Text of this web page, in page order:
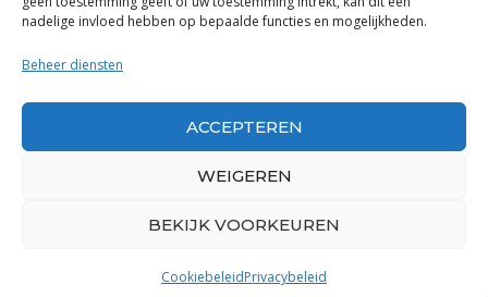
nadelige invloed hebben op bepaalde functies en mogelijkheden.
Beheer diensten
ACCEPTEREN
WEIGEREN
BEKIJK VOORKEUREN
CookiebeleidPrivacybeleid
Copyright 2019 – 2026 Bluestown Music – All